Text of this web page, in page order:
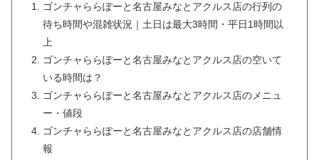
ゴンチャららぽーと名古屋みなとアクルス店の行列の
待ち時間や混雑状況｜土日は最大3時間・平日1時間以
上
ゴンチャららぽーと名古屋みなとアクルス店の空いて
いる時間は？
ゴンチャららぽーと名古屋みなとアクルス店のメニュ
ー・値段
ゴンチャららぽーと名古屋みなとアクルス店の店舗情
報